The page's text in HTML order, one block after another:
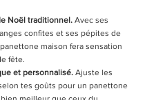
Noël traditionnel. Avec ses
confites et ses pépites de
maison fera sensation
fête.
et personnalisé. Ajuste les
tes goûts pour un panettone